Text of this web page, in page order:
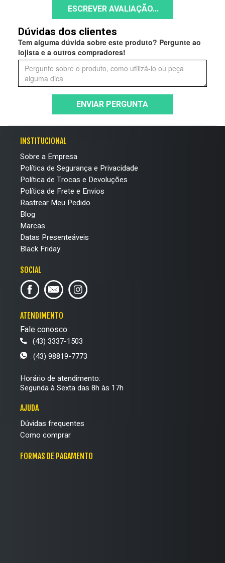
ESCREVER AVALIAÇÃO...
Dúvidas dos clientes
Tem alguma dúvida sobre este produto? Pergunte ao
lojista e a outros compradores!
ENVIAR PERGUNTA
INSTITUCIONAL
Sobre a Empresa
Política de Segurança e Privacidade
Política de Trocas e Devoluções
Política de Frete e Envios
Rastrear Meu Pedido
Blog
Marcas
Datas Presenteáveis
Black Friday
SOCIAL
ATENDIMENTO
Fale conosco:
(43) 3337-1503
(43) 98819-7773
Horário de atendimento:
Segunda à Sexta das 8h às 17h
AJUDA
Dúvidas frequentes
Como comprar
FORMAS DE PAGAMENTO